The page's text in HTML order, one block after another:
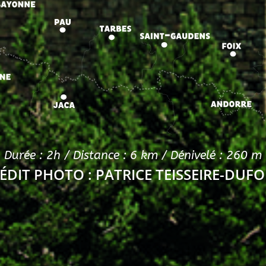
Durée : 2h / Distance : 6 km / Dénivelé : 260 m
PHOTO : PATRICE TEISSEIRE-